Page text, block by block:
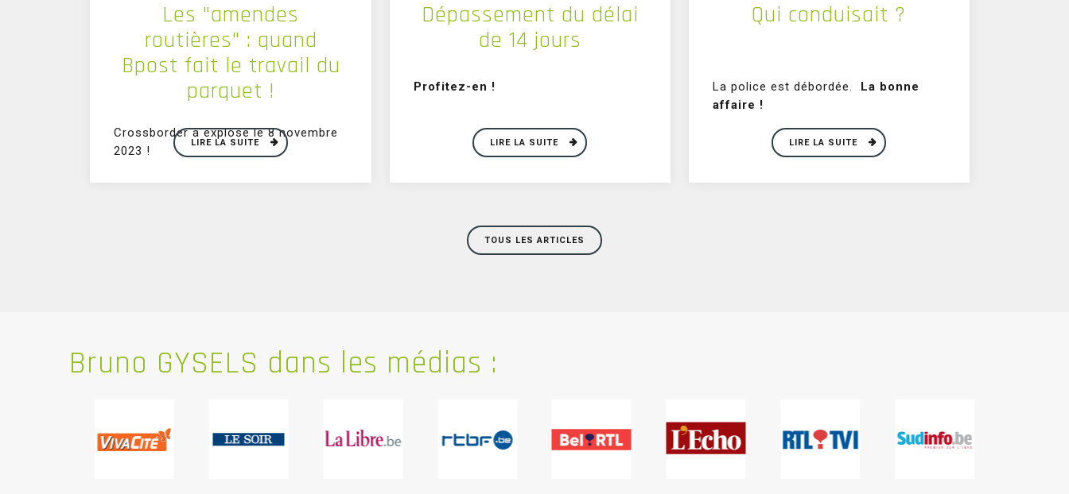
Les "amendes
routières" : quand
Bpost fait le travail du
parquet !
Crossborder a explosé le 8 novembre
2023 !
LIRE LA SUITE
Dépassement du délai
de 14 jours
Profitez-en !
LIRE LA SUITE
Qui conduisait ?
La police est débordée.
La bonne
affaire !
LIRE LA SUITE
TOUS LES ARTICLES
Bruno GYSELS dans les médias :